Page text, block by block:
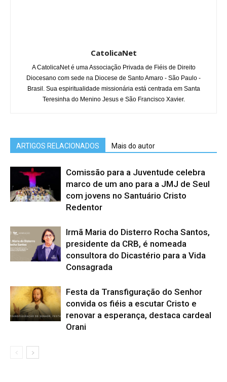
CatolicaNet
A CatolicaNet é uma Associação Privada de Fiéis de Direito
Diocesano com sede na Diocese de Santo Amaro - São Paulo -
Brasil. Sua espiritualidade missionária está centrada em Santa
Teresinha do Menino Jesus e São Francisco Xavier.
ARTIGOS RELACIONADOS Mais do autor
Comissão para a Juventude celebra
marco de um ano para a JMJ de Seul
com jovens no Santuário Cristo
Redentor
Irmã Maria do Disterro Rocha Santos,
presidente da CRB, é nomeada
consultora do Dicastério para a Vida
Consagrada
Festa da Transfiguração do Senhor
convida os fiéis a escutar Cristo e
renovar a esperança, destaca cardeal
Orani